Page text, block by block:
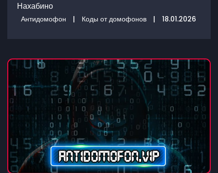
Нахабино
Антидомофон | Коды от домофонов | 18.01.2026